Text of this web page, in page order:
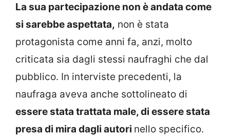
La sua partecipazione non è andata come
si sarebbe aspettata, non è stata
protagonista come anni fa, anzi, molto
criticata sia dagli stessi naufraghi che dal
pubblico. In interviste precedenti, la
naufraga aveva anche sottolineato di
essere stata trattata male, di essere stata
presa di mira dagli autori nello specifico.